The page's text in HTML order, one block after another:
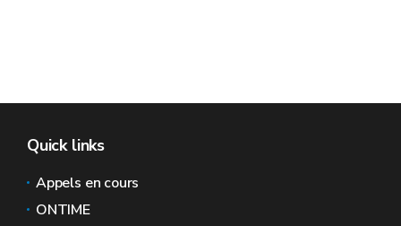
Quick links
Appels en cours
ONTIME